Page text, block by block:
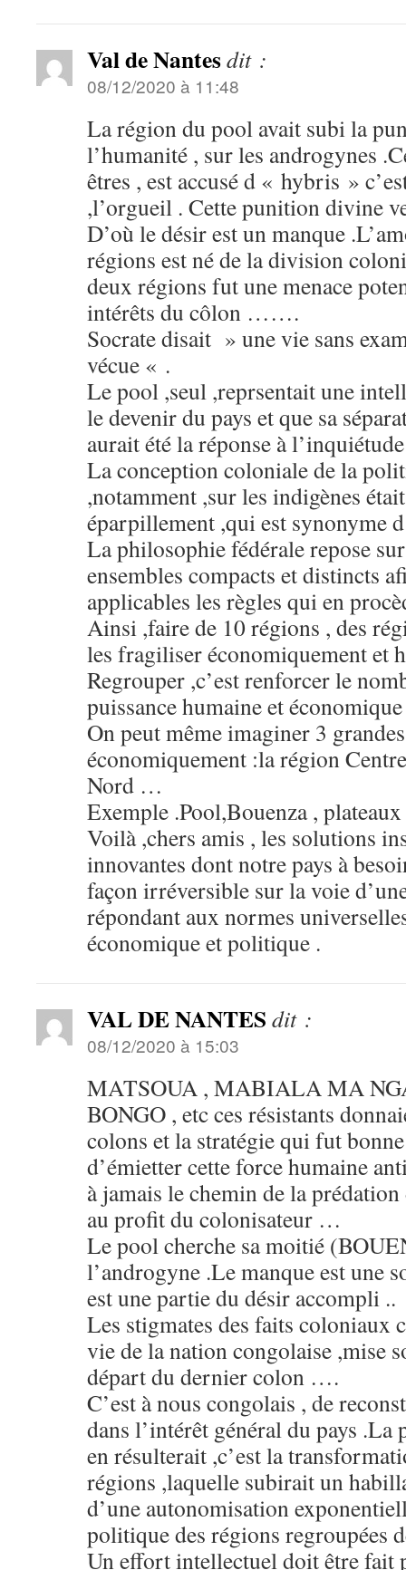
Val de Nantesdit :
08/12/2020 à 11:48
La région du pool avait subi la
l’humanité , sur les androgynes
êtres , est accusé d « hybris »
,l’orgueil . Cette punition divine
D’où le désir est un manque
régions est né de la division
deux régions fut une menace
intérêts du côlon …….
Socrate disait » une vie sans
vécue « .
Le pool ,seul ,reprsentait une
le devenir du pays et que sa
aurait été la réponse à
La conception coloniale de la
,notamment ,sur les indigènes
éparpillement ,qui est synonyme
La philosophie fédérale repose
ensembles compacts et distincts
applicables les règles qui en
Ainsi ,faire de 10 régions , des
les fragiliser économiquement et
Regrouper ,c’est renforcer le
puissance humaine et
On peut même imaginer 3
économiquement :la région
Nord …
Exemple .Pool,Bouenza ,
Voilà ,chers amis , les solutions
innovantes dont notre pays à
façon irréversible sur la voie
répondant aux normes
économique et politique .
VAL DE NANTES dit :
08/12/2020 à 15:03
MATSOUA , MABIALA MA
BONGO , etc ces résistants
colons et la stratégie qui fut
d’émietter cette force humaine
à jamais le chemin de la prédation
au profit du colonisateur …
Le pool cherche sa moitié
l’androgyne .Le manque est une
est une partie du désir accompli ..
Les stigmates des faits coloniaux
vie de la nation congolaise ,mise
départ du dernier colon ….
C’est à nous congolais , de
dans l’intérêt général du pays
en résulterait ,c’est la
régions ,laquelle subirait un
d’une autonomisation
politique des régions regroupées
Un effort intellectuel doit être fait